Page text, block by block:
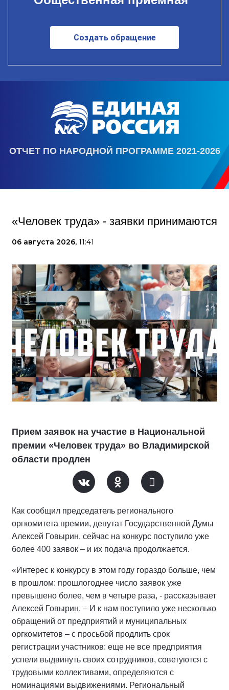
Создать обращение
ОТЧЕТ ПО НАРОДНОЙ ПРОГРАММЕ 2021-2026
«Человек труда» - заявки принимаются
06 августа 2026, 11:41
Прием заявок на участие в Национальной
премии «Человек труда» во Владимирской
области продлен
Как сообщил председатель регионального
оргкомитета премии, депутат Государственной Думы
Алексей Говырин, сейчас на конкурс поступило уже
более 400 заявок – и их подача продолжается.
«Интерес к конкурсу в этом году гораздо больше, чем
в прошлом: прошлогоднее число заявок уже
превышено более, чем в четыре раза, - рассказывает
Алексей Говырин. – И к нам поступило уже несколько
обращений от предприятий и муниципальных
оргкомитетов – с просьбой продлить срок
регистрации участников: еще не все предприятия
успели выдвинуть своих сотрудников, советуются с
трудовыми коллективами, определяются с
номинациями выдвижениями. Региональный